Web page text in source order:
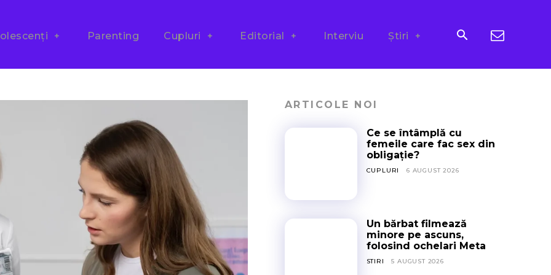
Parenting Cupluri Editorial Interviu Știri
ARTICOLE NOI
Ce se întâmplă cu
femeile care fac sex din
obligație?
CUPLURI 6 AUGUST 2026
Un bărbat filmează
minore pe ascuns,
folosind ochelari Meta
STIRI 5 AUGUST 2026